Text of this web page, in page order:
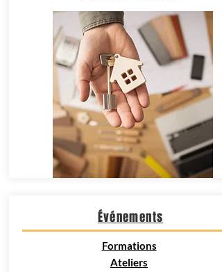
Événements
Formations
Ateliers